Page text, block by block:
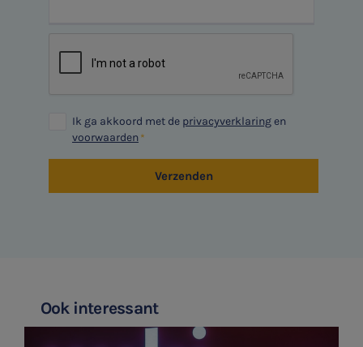
Ik ga akkoord met de privacyverklaringen
voorwaarden
Verzenden
Ook interessant